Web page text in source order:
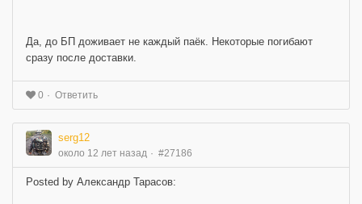
Да, до БП доживает не каждый паёк. Некоторые погибают
сразу после доставки.
0 Ответить
serg12
около 12 лет назад #27186
Posted by Александр Тарасов: